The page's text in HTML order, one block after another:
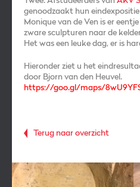
genoodzaakt hun
Monique van de Ven is er
zware sculpturen naar de
Het was een leuke dag, er is
Hieronder ziet u het
door Bjorn van den Heuvel.
https://goo.gl/maps/
Terug naar overzicht